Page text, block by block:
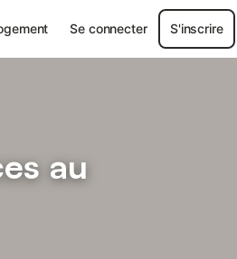
Se connecter S'inscrire
au